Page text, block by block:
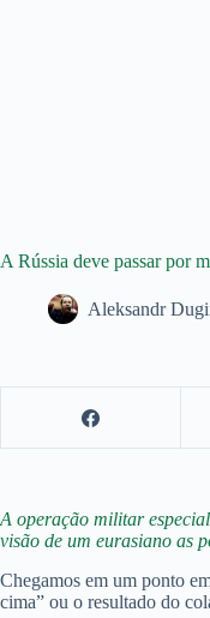
A Rússia deve passar por
Aleksandr
A operação militar
visão de um eurasiano as
Chegamos em um ponto
cima” ou o resultado do